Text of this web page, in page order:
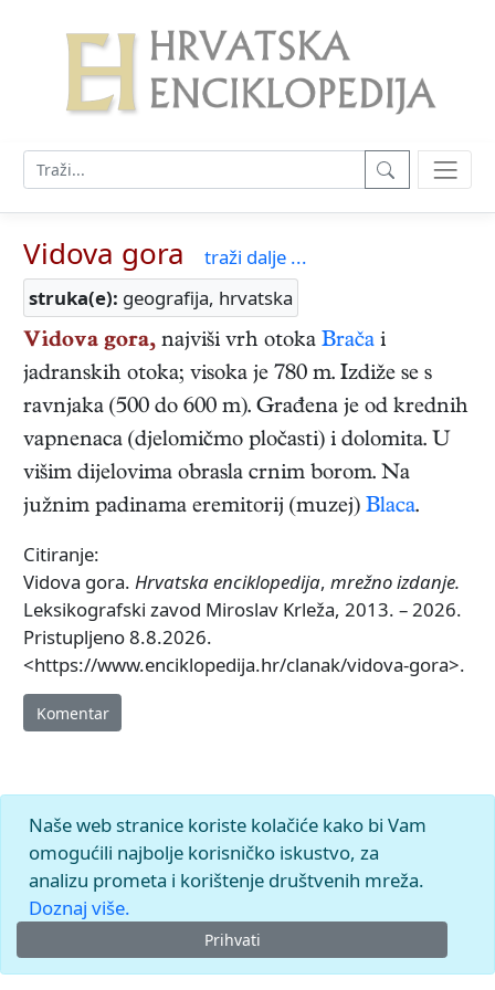
Vidova gora
traži dalje ...
struka(e): geografija, hrvatska
Vidova gora, najviši vrh otoka Brača i
jadranskih otoka; visoka je 780 m. Izdiže se s
ravnjaka (500 do 600 m). Građena je od krednih
vapnenaca (djelomičmo pločasti) i dolomita. U
višim dijelovima obrasla crnim borom. Na
južnim padinama eremitorij (muzej) Blaca.
Citiranje:
Vidova gora. Hrvatska enciklopedija, mrežno izdanje.
Leksikografski zavod Miroslav Krleža, 2013. – 2026.
Pristupljeno 8.8.2026.
<https://www.enciklopedija.hr/clanak/vidova-gora>.
Komentar
Naše web stranice koriste kolačiće kako bi Vam
omogućili najbolje korisničko iskustvo, za
analizu prometa i korištenje društvenih mreža.
Doznaj više.
Prihvati
© 2026.Leksikografski zavodMiroslav Krleža